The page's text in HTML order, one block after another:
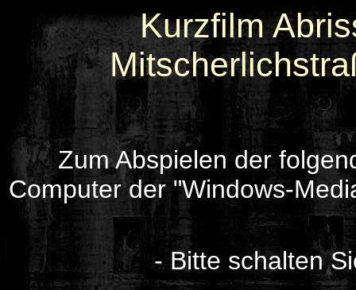
Kurzfilm
Zum Abspielen der
Computer der "Windows-
- Bitte schalten